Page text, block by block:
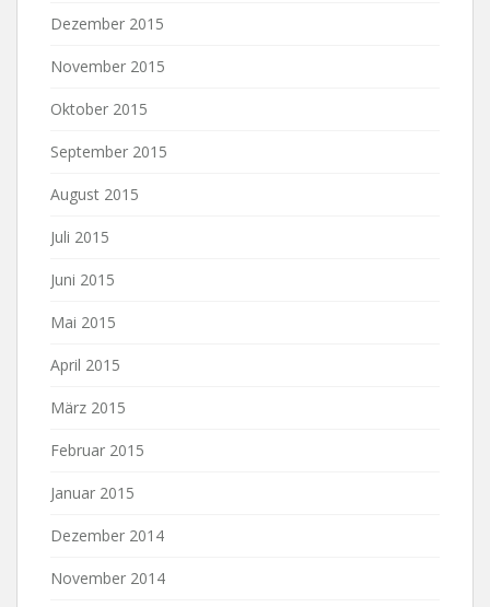
Dezember 2015
November 2015
Oktober 2015
September 2015
August 2015
Juli 2015
Juni 2015
Mai 2015
April 2015
März 2015
Februar 2015
Januar 2015
Dezember 2014
November 2014